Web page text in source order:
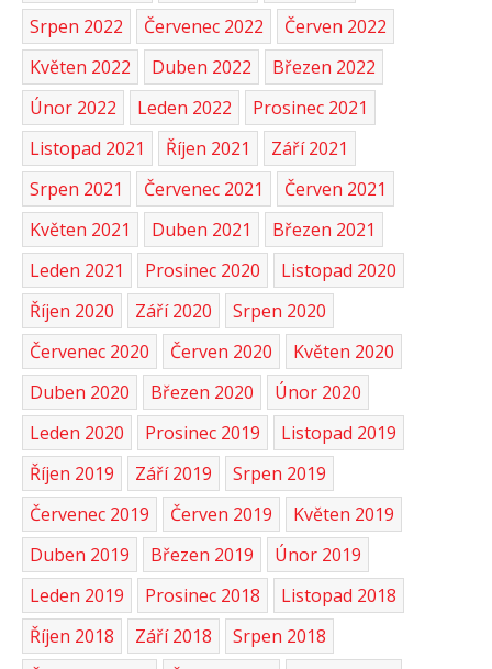
Srpen 2022
Červenec 2022
Červen 2022
Květen 2022
Duben 2022
Březen 2022
Únor 2022
Leden 2022
Prosinec 2021
Listopad 2021
Říjen 2021
Září 2021
Srpen 2021
Červenec 2021
Červen 2021
Květen 2021
Duben 2021
Březen 2021
Leden 2021
Prosinec 2020
Listopad 2020
Říjen 2020
Září 2020
Srpen 2020
Červenec 2020
Červen 2020
Květen 2020
Duben 2020
Březen 2020
Únor 2020
Leden 2020
Prosinec 2019
Listopad 2019
Říjen 2019
Září 2019
Srpen 2019
Červenec 2019
Červen 2019
Květen 2019
Duben 2019
Březen 2019
Únor 2019
Leden 2019
Prosinec 2018
Listopad 2018
Říjen 2018
Září 2018
Srpen 2018